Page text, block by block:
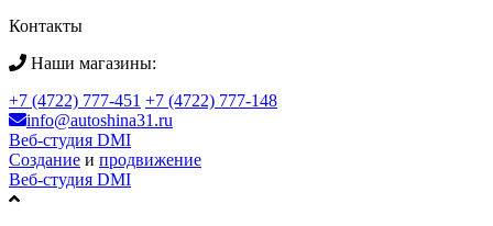
Контакты
Наши магазины:
+7 (4722) 777-451 +7 (4722) 777-148
info@autoshina31.ru
Веб-студия DMI
Создание и продвижение
Веб-студия DMI